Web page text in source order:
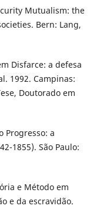
Mutualism: the
Bern: Lang,
Disfarce: a defesa
1992. Campinas:
Doutorado em
Progresso: a
1855). São Paulo:
e Método em
e da escravidão.